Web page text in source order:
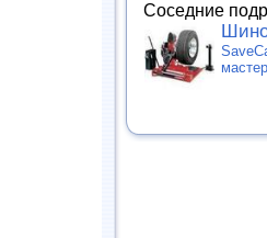
Соседние